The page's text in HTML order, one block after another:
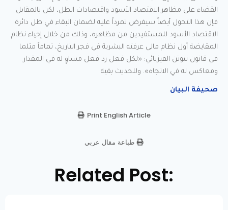
القضاء على مظاهر الاقتصاد الأسود واقتصادات الظل، لكن بالمقابل
فإن هذا التحول أيضاً سيفرض تمرداً عليه لضمان البقاء في ظل دائرة
الاقتصاد الأسود للمستفيدين من مظاهره، وذلك من خلال إحياء نظام
المقايضة أول نظام مالي عرفته البشرية في فجر التاريخ، تماماً مثلما
في قانون نيوتن الفيزيائي: «لكل فعل رد فعل مساوٍ له في المقدار
ومعاكس له في الاتجاه». وللحديث بقية
صحيفة البيان
Print English Article
طباعة مقال عربي
Related Post: